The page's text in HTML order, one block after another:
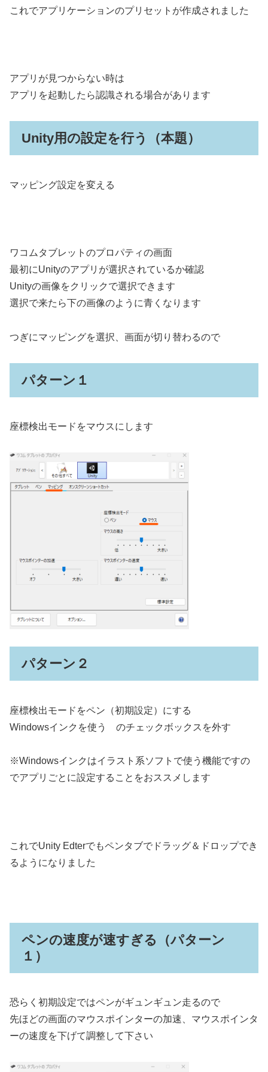
これでアプリケーションのプリセットが作成されました
アプリが見つからない時は
アプリを起動したら認識される場合があります
Unity用の設定を行う（本題）
マッピング設定を変える
ワコムタブレットのプロパティの画面
最初にUnityのアプリが選択されているか確認
Unityの画像をクリックで選択できます
選択で来たら下の画像のように青くなります
つぎにマッピングを選択、画面が切り替わるので
パターン１
座標検出モードをマウスにします
パターン２
座標検出モードをペン（初期設定）にする
Windowsインクを使う のチェックボックスを外す
※Windowsインクはイラスト系ソフトで使う機能ですの
でアプリごとに設定することをおススメします
これでUnity Edterでもペンタブでドラッグ＆ドロップでき
るようになりました
ペンの速度が速すぎる（パターン
１）
恐らく初期設定ではペンがギュンギュン走るので
先ほどの画面のマウスポインターの加速、マウスポインタ
ーの速度を下げて調整して下さい